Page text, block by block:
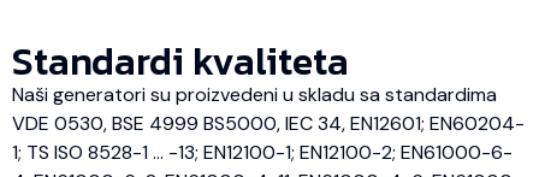
Standardi kvaliteta
Naši generatori su proizvedeni u skladu sa standardima
VDE 0530, BSE 4999 BS5000, IEC 34, EN12601; EN60204-
1; TS ISO 8528-1 … -13; EN12100-1; EN12100-2; EN61000-6-